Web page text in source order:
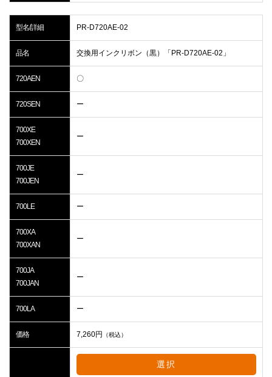
型名/詳細 PR-D720AE-02
品名 交換用インクリボン（黒）「PR-D720AE-02」
720AEN 〇
720SEN ー
700XE
700XEN
ー
700JE
700JEN
ー
700LE ー
700XA
700XAN
ー
700JA
700JAN
ー
700LA ー
価格 7,260円 （税込）
選択